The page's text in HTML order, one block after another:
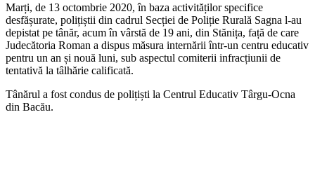
Marți, de 13 octombrie 2020, în baza activităților specifice
desfășurate, polițiștii din cadrul Secției de Poliție Rurală Sagna l-au
depistat pe tânăr, acum în vârstă de 19 ani, din Stănița, față de care
Judecătoria Roman a dispus măsura internării într-un centru educativ
pentru un an și nouă luni, sub aspectul comiterii infracțiunii de
tentativă la tâlhărie calificată.
Tânărul a fost condus de polițiști la Centrul Educativ Târgu-Ocna
din Bacău.